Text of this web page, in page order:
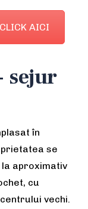
AICI
sejur
în
se
aproximativ
cu
vechi.